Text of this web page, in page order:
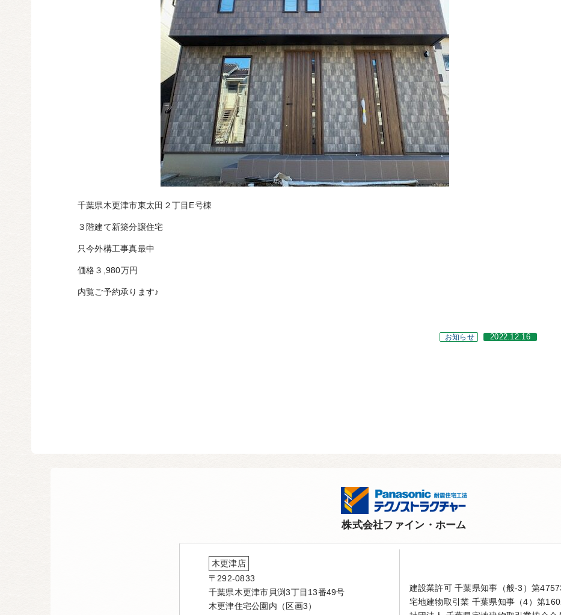
千葉県木更津市東太田２丁目E号棟
３階建て新築分譲住宅
只今外構工事真最中
価格３,980万円
内覧ご予約承ります♪
お知らせ 2022.12.16
株式会社ファイン・ホーム
木更津店
〒292-0833
千葉県木更津市貝渕3丁目13番49号
木更津住宅公園内（区画3）
建設業許可 千葉県知事（般-3）第
宅地建物取引業 千葉県知事（4）第